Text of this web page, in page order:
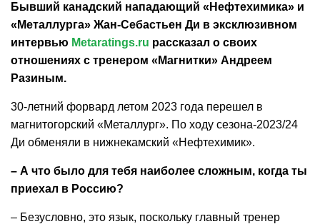
Бывший канадский нападающий «Нефтехимика» и
«Металлурга» Жан-Себастьен Ди в эксклюзивном
интервью Metaratings.ru рассказал о своих
отношениях с тренером «Магнитки» Андреем
Разиным.
30-летний форвард летом 2023 года перешел в
магнитогорский «Металлург». По ходу сезона-2023/24
Ди обменяли в нижнекамский «Нефтехимик».
– А что было для тебя наиболее сложным, когда ты
приехал в Россию?
– Безусловно, это язык, поскольку главный тренер